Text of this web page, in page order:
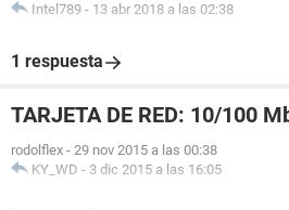
Intel789 - 13 abr 2018 a las 02:38
1 respuesta
TARJETA DE RED: 10/100
rodolflex - 29 nov 2015 a las 00:38
KY_WD - 3 dic 2015 a las 16:05